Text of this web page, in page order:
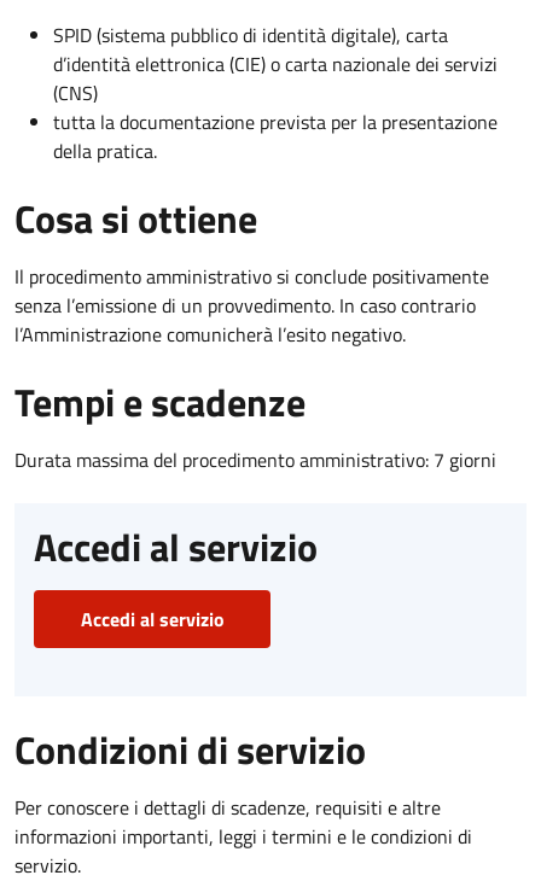
SPID (sistema pubblico di identità digitale), carta
d’identità elettronica (CIE) o carta nazionale dei servizi
(CNS)
tutta la documentazione prevista per la presentazione
della pratica.
Cosa si ottiene
Il procedimento amministrativo si conclude positivamente
senza l’emissione di un provvedimento. In caso contrario
l’Amministrazione comunicherà l’esito negativo.
Tempi e scadenze
Durata massima del procedimento amministrativo: 7 giorni
Accedi al servizio
Accedi al servizio
Condizioni di servizio
Per conoscere i dettagli di scadenze, requisiti e altre
informazioni importanti, leggi i termini e le condizioni di
servizio.